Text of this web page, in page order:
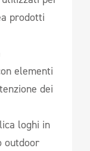
prodotti
elementi
dei
loghi in
outdoor